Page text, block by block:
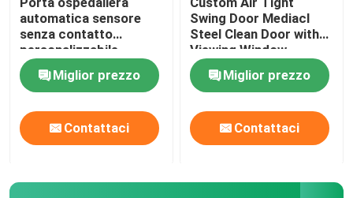
automatica sensore
senza contatto
personalizzabile
Miglior prezzo
Contattaci
Swing Door Mediacl
Steel Clean Door with
Viewing Window
Miglior prezzo
Contattaci